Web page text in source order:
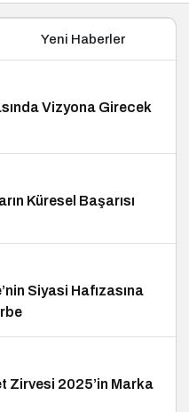
Yeni Haberler
Vizyona Girecek
Küresel Başarısı
Siyasi Hafızasına
Zirvesi 2025’in Marka